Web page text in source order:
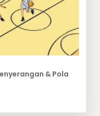
& Pola